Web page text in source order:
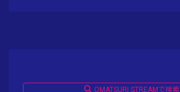
OMATSURI STREAMで検索